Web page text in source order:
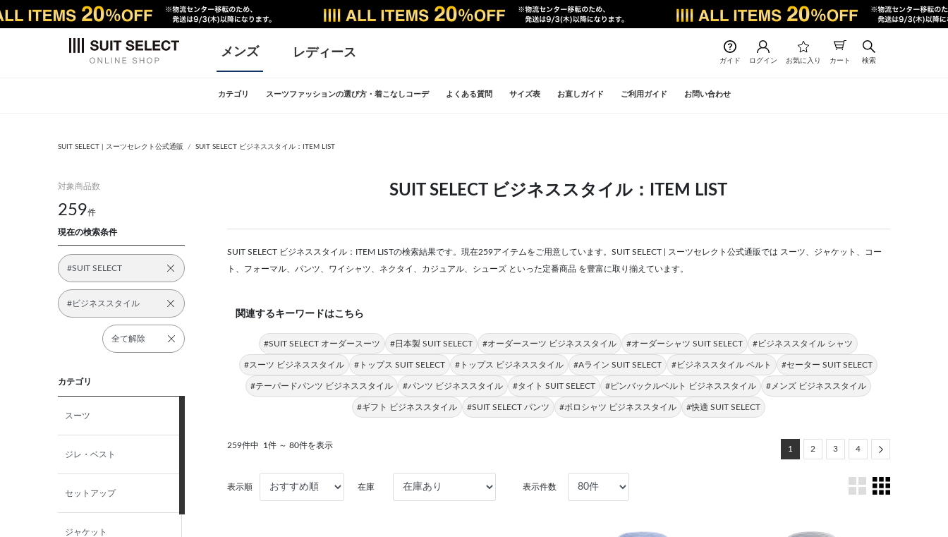
メンズ レディース
ガイド ログイン お気に入り カート 検索
カテゴリ スーツファッションの選び方・着こなしコーデ よくある質問 サイズ表 お直しガイド ご利用ガイド お問い合わせ
SUIT SELECT | スーツセレクト公式通販 SUIT SELECT ビジネススタイル：ITEM LIST
対象商品数
259件
現在の検索条件
#SUIT SELECT
#ビジネススタイル
全て解除
カテゴリ
スーツ
ジレ・ベスト
セットアップ
ジャケット
SUIT SELECT ビジネススタイル：ITEM LIST
SUIT SELECT ビジネススタイル：ITEM LISTの検索結果です。現在259アイテムをご用意しています。SUIT SELECT | スーツセレクト公式通販では スーツ、ジャケット、コー
ト、フォーマル、パンツ、ワイシャツ、ネクタイ、カジュアル、シューズ といった定番商品 を豊富に取り揃えています。
関連するキーワードはこちら
#SUIT SELECT オーダースーツ #日本製 SUIT SELECT #オーダースーツ ビジネススタイル #オーダーシャツ SUIT SELECT #ビジネススタイル シャツ
#スーツ ビジネススタイル #トップス SUIT SELECT #トップス ビジネススタイル #Aライン SUIT SELECT #ビジネススタイル ベルト #セーター SUIT SELECT
#テーパードパンツ ビジネススタイル #パンツ ビジネススタイル #タイト SUIT SELECT #ピンバックルベルト ビジネススタイル #メンズ ビジネススタイル
#ギフト ビジネススタイル #SUIT SELECT パンツ #ポロシャツ ビジネススタイル #快適 SUIT SELECT
259件中 1件 ～ 80件を表示 1 2 3 4 Next
表示順 在庫 表示件数